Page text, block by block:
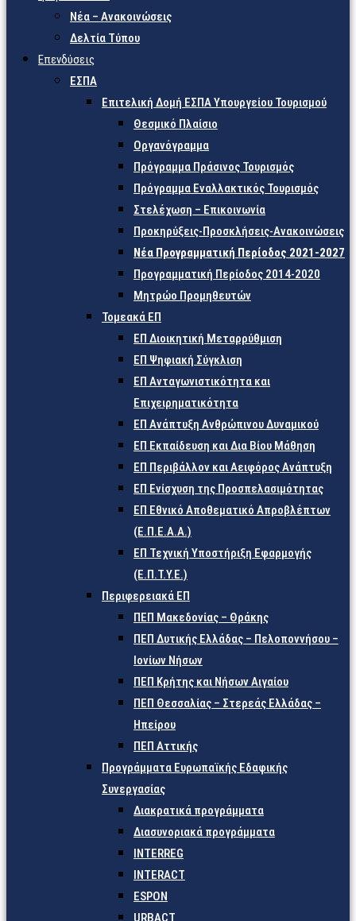
Νέα – Ανακοινώσεις
Δελτία Τύπου
Επενδύσεις
ΕΣΠΑ
Επιτελική Δομή ΕΣΠΑ Υπουργείου Τουρισμού
Θεσμικό Πλαίσιο
Οργανόγραμμα
Πρόγραμμα Πράσινος Τουρισμός
Πρόγραμμα Εναλλακτικός Τουρισμός
Στελέχωση – Επικοινωνία
Προκηρύξεις-Προσκλήσεις-Ανακοινώσεις
Νέα Προγραμματική Περίοδος 2021-2027
Προγραμματική Περίοδος 2014-2020
Μητρώο Προμηθευτών
Τομεακά ΕΠ
ΕΠ Διοικητική Μεταρρύθμιση
ΕΠ Ψηφιακή Σύγκλιση
ΕΠ Ανταγωνιστικότητα και
Επιχειρηματικότητα
ΕΠ Ανάπτυξη Ανθρώπινου Δυναμικού
ΕΠ Εκπαίδευση και Δια Βίου Μάθηση
ΕΠ Περιβάλλον και Αειφόρος Ανάπτυξη
ΕΠ Ενίσχυση της Προσπελασιμότητας
ΕΠ Εθνικό Αποθεματικό Απροβλέπτων
(Ε.Π.Ε.Α.Α.)
ΕΠ Τεχνική Υποστήριξη Εφαρμογής
(Ε.Π.Τ.Υ.Ε.)
Περιφερειακά ΕΠ
ΠΕΠ Μακεδονίας – Θράκης
ΠΕΠ Δυτικής Ελλάδας – Πελοποννήσου –
Ιονίων Νήσων
ΠΕΠ Κρήτης και Νήσων Αιγαίου
ΠΕΠ Θεσσαλίας – Στερεάς Ελλάδας –
Ηπείρου
ΠΕΠ Αττικής
Προγράμματα Ευρωπαϊκής Εδαφικής
Συνεργασίας
Διακρατικά προγράμματα
Διασυνοριακά προγράμματα
INTERREG
INTERACT
ESPON
URBACT